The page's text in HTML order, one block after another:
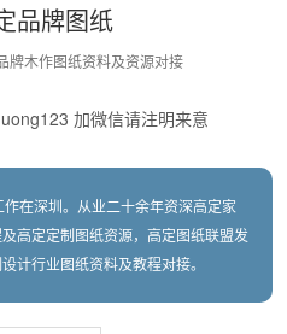
品牌图纸
牌木作图纸资料及资源对接
加微信请注明来意
在深圳。从业二十余年资深高定家
高定定制图纸资源，高定图纸联盟发
计行业图纸资料及教程对接。